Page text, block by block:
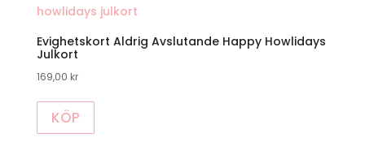
Evighetskort Aldrig Avslutande Happy Howlidays
Julkort
169,00 kr
KÖP